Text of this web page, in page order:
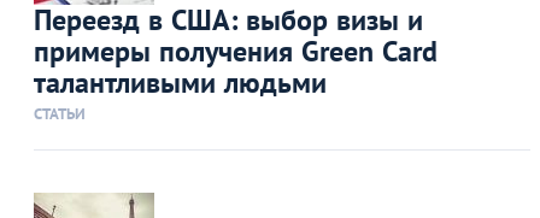
Переезд в США: выбор визы и
примеры получения Green Card
талантливыми людьми
СТАТЬИ